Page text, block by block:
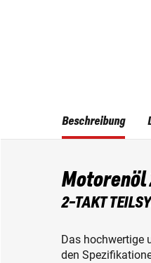
Beschreibung
Motorenöl
2-TAKT
Das hochwertige
den